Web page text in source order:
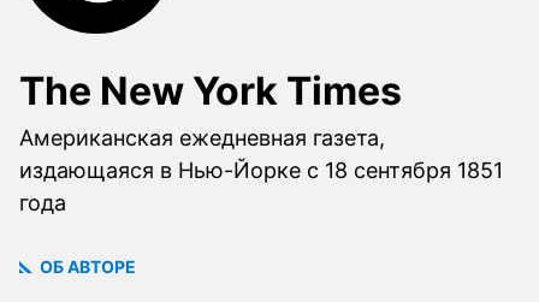
The New York Times
Американская ежедневная газета,
издающаяся в Нью-Йорке с 18 сентября 1851
года
ОБ АВТОРЕ